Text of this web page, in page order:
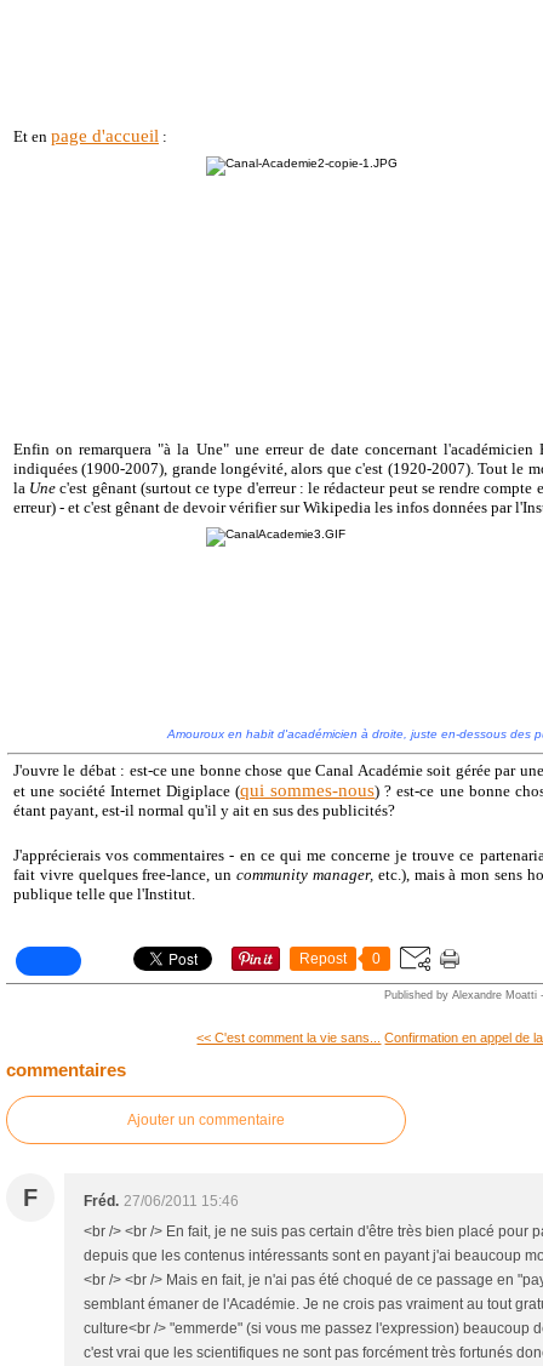
Et en page d'accueil :
Enfin on remarquera "à la Une" une erreur de date concernant l'académicien
indiquées (1900-2007), grande longévité, alors que c'est (1920-2007). Tout le
la Une c'est gênant (surtout ce type d'erreur : le rédacteur peut se rendre
erreur) - et c'est gênant de devoir vérifier sur Wikipedia les infos données par
Amouroux en habit d'académicien à droite, juste en-dessous des
J'ouvre le débat : est-ce une bonne chose que Canal Académie soit gérée par
et une société Internet Digiplace (qui sommes-nous) ? est-ce une bonne
étant payant, est-il normal qu'il y ait en sus des publicités?
J'apprécierais vos commentaires - en ce qui me concerne je trouve ce
fait vivre quelques free-lance, uncommunity manager, etc.), mais à mon sens
publique telle que l'Institut.
Repost 0
Published by Alexandre Moatti -
<< C'est comment la vie sans... Confirmation en appel de
commentaires
Ajouter un commentaire
F Fréd. 27/06/2011 15:46
<br /> <br /> En fait, je ne suis pas certain d'être très bien placé pour
depuis que les contenus intéressants sont en payant j'ai beaucoup
<br /> <br /> Mais en fait, je n'ai pas été choqué de ce passage en
semblant émaner de l'Académie. Je ne crois pas vraiment au tout
culture<br /> "emmerde" (si vous me passez l'expression) beaucoup
c'est vrai que les scientifiques ne sont pas forcément très fortunés